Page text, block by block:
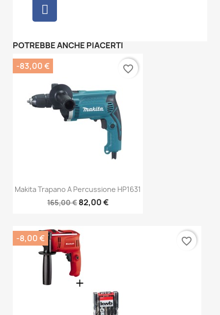
POTREBBE ANCHE PIACERTI
Makita Trapano A Percussione HP1631
165,00 €82,00 €
-83,00 € favorite_border
-8,00 € favorite_border